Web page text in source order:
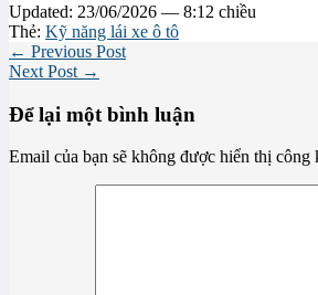
Updated: 23/06/2026 — 8:12 chiều
Thẻ: Kỹ năng lái xe ô tô
← Previous Post
Next Post →
Để lại một bình luận
Email của bạn sẽ không được hiển thị công